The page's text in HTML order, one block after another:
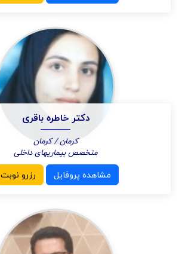
دکتر خاطره باقری
کرمان / کرمان
متخصص بیماریهای داخلی
مشاهده پروفایل رزرو نوبت